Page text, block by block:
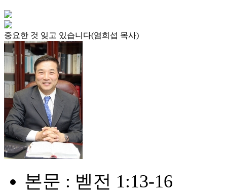
중요한 것 잊고 있습니다(염희섭 목사)
본문 : 벧전 1:13-16